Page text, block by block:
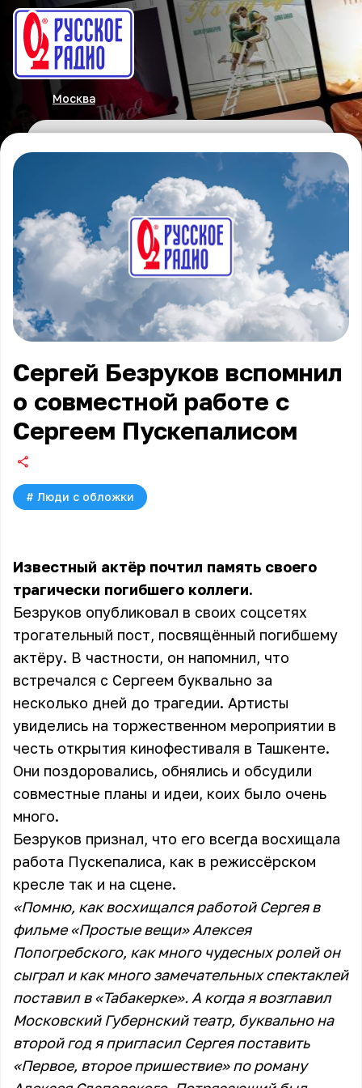
Москва
Сергей Безруков вспомнил
о совместной работе с
Сергеем Пускепалисом
# Люди с обложки
Известный актёр почтил память своего
трагически погибшего коллеги.
Безруков опубликовал в своих соцсетях
трогательный пост, посвящённый погибшему
актёру. В частности, он напомнил, что
встречался с Сергеем буквально за
несколько дней до трагедии. Артисты
увиделись на торжественном мероприятии в
честь открытия кинофестиваля в Ташкенте.
Они поздоровались, обнялись и обсудили
совместные планы и идеи, коих было очень
много.
Безруков признал, что его всегда восхищала
работа Пускепалиса, как в режиссёрском
кресле так и на сцене.
«Помню, как восхищался работой Сергея в
фильме «Простые вещи» Алексея
Попогребского, как много чудесных ролей он
сыграл и как много замечательных спектаклей
поставил в «Табакерке». А когда я возглавил
Московский Губернский театр, буквально на
второй год я пригласил Сергея поставить
«Первое, второе пришествие» по роману